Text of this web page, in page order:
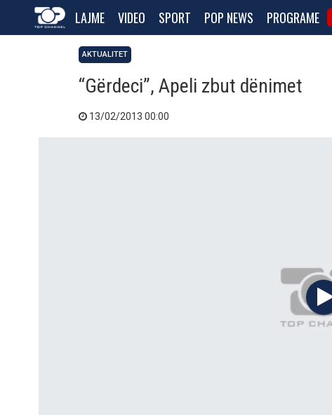
LAJME VIDEO SPORT POP NEWS PROGRAME
AKTUALITET
“Gërdeci”, Apeli zbut dënimet
13/02/2013 00:00